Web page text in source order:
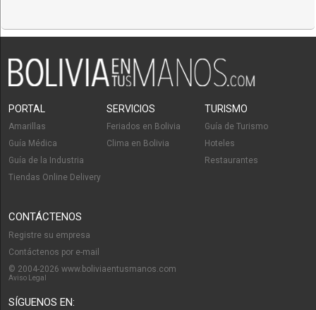
PORTAL
Amarillas
Guía Médica
Guía de la Industria
Tiendas Online Delivery
SERVICIOS
Feriados en Bolivia
Clima en Bolivia
TURISMO
Guía de Turismo
Hoteles
Restaurantes
CONTÁCTENOS
Registre su empresa
Contáctenos por e-mail
© 2004-2026 www.boliviaentusmanos.com
Aviso Legal
SÍGUENOS EN: